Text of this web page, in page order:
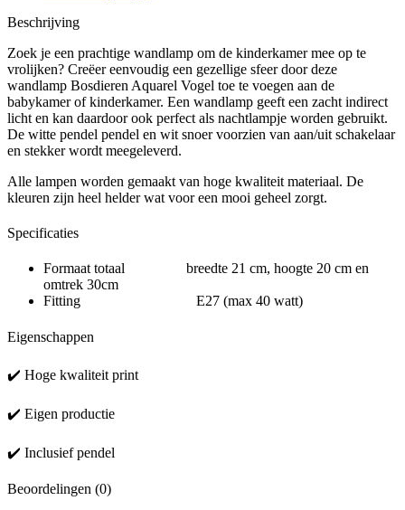
Beschrijving
Zoek je een prachtige wandlamp om de kinderkamer mee op te
vrolijken? Creëer eenvoudig een gezellige sfeer door deze
wandlamp Bosdieren Aquarel Vogel toe te voegen aan de
babykamer of kinderkamer. Een wandlamp geeft een zacht indirect
licht en kan daardoor ook perfect als nachtlampje worden gebruikt.
De witte pendel pendel en wit snoer voorzien van aan/uit schakelaar
en stekker wordt meegeleverd.
Alle lampen worden gemaakt van hoge kwaliteit materiaal. De
kleuren zijn heel helder wat voor een mooi geheel zorgt.
Specificaties
Formaat totaal breedte 21 cm, hoogte 20 cm en
omtrek 30cm
Fitting E27 (max 40 watt)
Eigenschappen
✔️ Hoge kwaliteit print
✔️ Eigen productie
✔️ Inclusief pendel
Beoordelingen (0)